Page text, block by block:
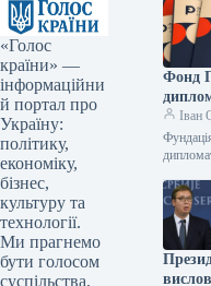
«Голос
країни» —
інформаційни
й портал про
Україну:
політику,
економіку,
бізнес,
культуру та
технології.
Ми прагнемо
бути голосом
суспільства,
Фонд
Іван
Фото